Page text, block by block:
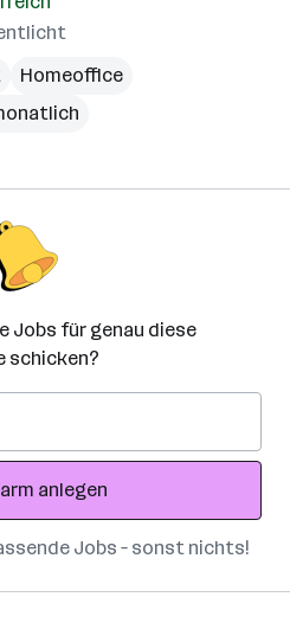
Homeoffice
Jobs für genau diese
schicken?
anlegen
Jobs – sonst nichts!